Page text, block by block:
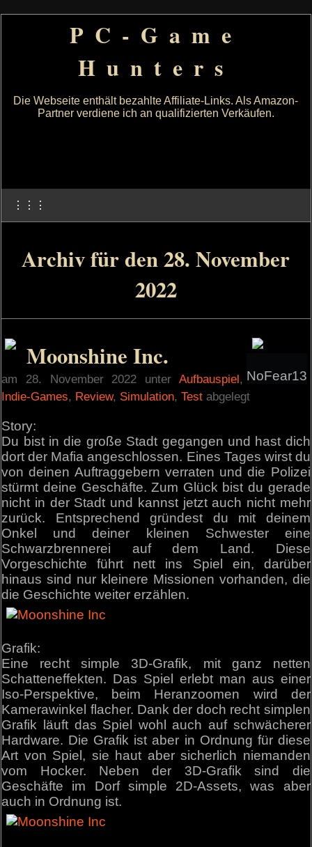
PC-Game
Hunters
Die Webseite enthält bezahlte Affiliate-Links. Als Amazon-
Partner verdiene ich an qualifizierten Verkäufen.
⋮⋮⋮
Archiv für den 28. November
2022
NoFear13
Moonshine Inc.
am 28. November 2022 unter Aufbauspiel,
Indie-Games, Review, Simulation,Test abgelegt
Story:
Du bist in die große Stadt gegangen und hast dich
dort der Mafia angeschlossen. Eines Tages wirst du
von deinen Auftraggebern verraten und die Polizei
stürmt deine Geschäfte. Zum Glück bist du gerade
nicht in der Stadt und kannst jetzt auch nicht mehr
zurück. Entsprechend gründest du mit deinem
Onkel und deiner kleinen Schwester eine
Schwarzbrennerei auf dem Land. Diese
Vorgeschichte führt nett ins Spiel ein, darüber
hinaus sind nur kleinere Missionen vorhanden, die
die Geschichte weiter erzählen.
Grafik:
Eine recht simple 3D-Grafik, mit ganz netten
Schatteneffekten. Das Spiel erlebt man aus einer
Iso-Perspektive, beim Heranzoomen wird der
Kamerawinkel flacher. Dank der doch recht simplen
Grafik läuft das Spiel wohl auch auf schwächerer
Hardware. Die Grafik ist aber in Ordnung für diese
Art von Spiel, sie haut aber sicherlich niemanden
vom Hocker. Neben der 3D-Grafik sind die
Geschäfte im Dorf simple 2D-Assets, was aber
auch in Ordnung ist.